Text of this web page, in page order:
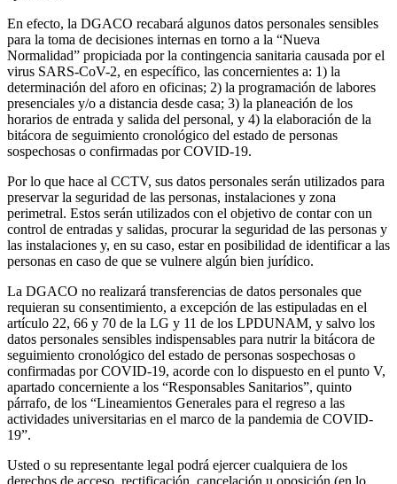
En efecto, la DGACO recabará algunos datos personales sensibles
para la toma de decisiones internas en torno a la “Nueva
Normalidad” propiciada por la contingencia sanitaria causada por el
virus SARS-CoV-2, en específico, las concernientes a: 1) la
determinación del aforo en oficinas; 2) la programación de labores
presenciales y/o a distancia desde casa; 3) la planeación de los
horarios de entrada y salida del personal, y 4) la elaboración de la
bitácora de seguimiento cronológico del estado de personas
sospechosas o confirmadas por COVID-19.
Por lo que hace al CCTV, sus datos personales serán utilizados para
preservar la seguridad de las personas, instalaciones y zona
perimetral. Estos serán utilizados con el objetivo de contar con un
control de entradas y salidas, procurar la seguridad de las personas y
las instalaciones y, en su caso, estar en posibilidad de identificar a las
personas en caso de que se vulnere algún bien jurídico.
La DGACO no realizará transferencias de datos personales que
requieran su consentimiento, a excepción de las estipuladas en el
artículo 22, 66 y 70 de la LG y 11 de los LPDUNAM, y salvo los
datos personales sensibles indispensables para nutrir la bitácora de
seguimiento cronológico del estado de personas sospechosas o
confirmadas por COVID-19, acorde con lo dispuesto en el punto V,
apartado concerniente a los “Responsables Sanitarios”, quinto
párrafo, de los “Lineamientos Generales para el regreso a las
actividades universitarias en el marco de la pandemia de COVID-
19”.
Usted o su representante legal podrá ejercer cualquiera de los